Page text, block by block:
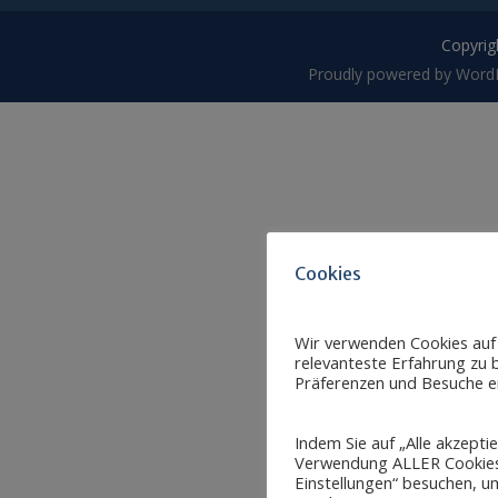
Proudly powered by
Cookies
Wir verwenden Cookies
relevanteste Erfahrung zu
Präferenzen und Besuche
Indem Sie auf „Alle
Verwendung ALLER
Einstellungen“ besuchen,